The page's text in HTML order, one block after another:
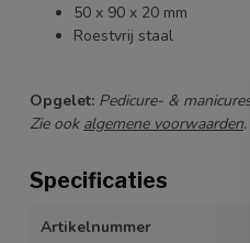
50 x 90 x 20 mm
Roestvrij staal
Opgelet: Pedicure- &
Zie ook algemene voorwaarden.
Specificaties
Artikelnummer